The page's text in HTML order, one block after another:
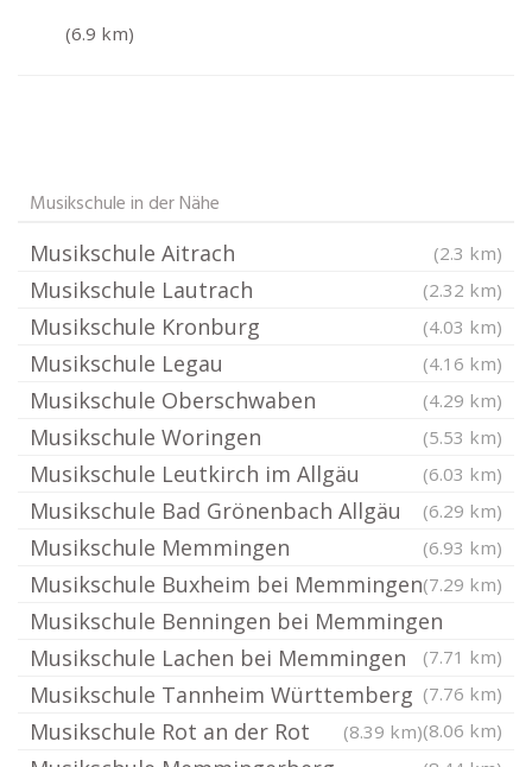
(6.9 km)
Musikschule in der Nähe
Musikschule Aitrach (2.3 km)
Musikschule Lautrach (2.32 km)
Musikschule Kronburg (4.03 km)
Musikschule Legau (4.16 km)
Musikschule Oberschwaben (4.29 km)
Musikschule Woringen (5.53 km)
Musikschule Leutkirch im Allgäu (6.03 km)
Musikschule Bad Grönenbach Allgäu (6.29 km)
Musikschule Memmingen (6.93 km)
Musikschule Buxheim bei Memmingen(7.29 km)
Musikschule Benningen bei Memmingen
(7.71 km)
Musikschule Lachen bei Memmingen
(7.76 km)
Musikschule Tannheim Württemberg
(8.06 km)
Musikschule Rot an der Rot (8.39 km)